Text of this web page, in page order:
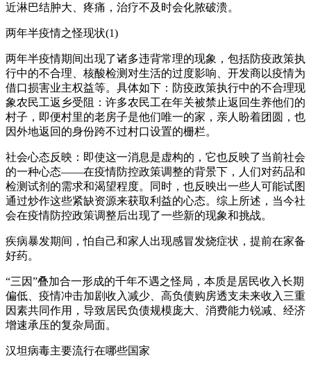
近淋巴结肿大、疼痛，治疗不及时会化脓破溃。
两年半疫情之怪现状(1)
两年半疫情期间出现了诸多违背常理的现象，包括防疫政策执
行中的不合理、核酸检测对生活的过度影响、开发商以疫情为
借口损害业主权益等。具体如下：防疫政策执行中的不合理现
象农民工返乡受阻：许多农民工在年关被禁止返回生养他们的
村子，即便村里的老房子是他们唯一的家，亲人盼着团圆，也
因外地返回的身份跨不过村口设置的栅栏。
社会心态反映：即使这一消息是虚构的，它也反映了当前社会
的一种心态——在疫情防控政策调整的背景下，人们对药品和
检测试剂的需求和渴望程度。同时，也反映出一些人可能试图
通过炒作这些紧缺资源来获取利益的心态。综上所述，当今社
会在疫情防控政策调整后出现了一些新的现象和挑战。
疾病暴发期间，怕自己和家人出现感冒发烧症状，提前在家备
好药。
“三因”叠加合一形成的千年不遇之怪局，本质是居民收入长期
偏低、疫情冲击加剧收入减少、高负债购房透支未来收入三重
因素共同作用，导致居民负债规模庞大、消费能力锐减、经济
增速承压的复杂局面。
汉坦病毒主要流行在哪些国家